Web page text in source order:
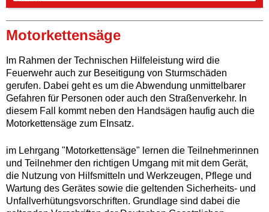
Motorkettensäge
Im Rahmen der Technischen Hilfeleistung wird die
Feuerwehr auch zur Beseitigung von Sturmschäden
gerufen. Dabei geht es um die Abwendung unmittelbarer
Gefahren für Personen oder auch den Straßenverkehr. In
diesem Fall kommt neben den Handsägen haufig auch die
Motorkettensäge zum EInsatz.
im Lehrgang "Motorkettensäge" lernen die Teilnehmerinnen
und Teilnehmer den richtigen Umgang mit mit dem Gerät,
die Nutzung von Hilfsmitteln und Werkzeugen, Pflege und
Wartung des Gerätes sowie die geltenden Sicherheits- und
Unfallverhütungsvorschriften. Grundlage sind dabei die